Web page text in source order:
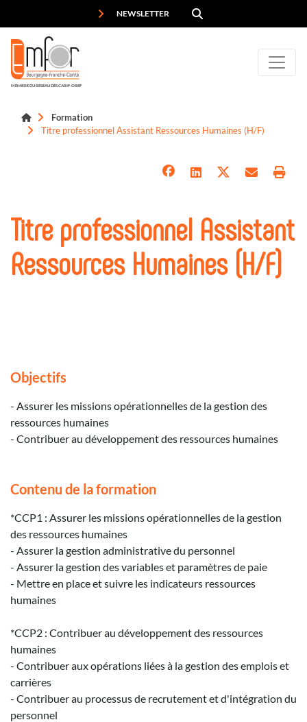
NEWSLETTER
MEMBRE DU RÉSEAU DES CARIF-OREF
Formation
Titre professionnel Assistant Ressources Humaines (H/F)
Titre professionnel Assistant
Ressources Humaines (H/F)
Objectifs
- Assurer les missions opérationnelles de la gestion des
ressources humaines
- Contribuer au développement des ressources humaines
Contenu de la formation
*CCP1 : Assurer les missions opérationnelles de la gestion
des ressources humaines
- Assurer la gestion administrative du personnel
- Assurer la gestion des variables et paramètres de paie
- Mettre en place et suivre les indicateurs ressources
humaines
*CCP2 : Contribuer au développement des ressources
humaines
- Contribuer aux opérations liées à la gestion des emplois et
carrières
- Contribuer au processus de recrutement et d'intégration du
personnel
Panneau de gestion des cookies